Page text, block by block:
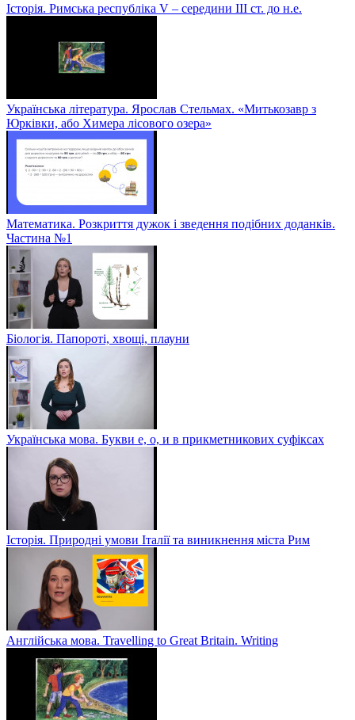
Історія. Римська республіка V – середини ІІІ ст. до н.е.
Українська література. Ярослав Стельмах. «Митькозавр з
Юрківки, або Химера лісового озера»
Математика. Розкриття дужок і зведення подібних доданків.
Частина №1
Біологія. Папороті, хвощі, плауни
Українська мова. Букви е, о, и в прикметникових суфіксах
Історія. Природні умови Італії та виникнення міста Рим
Англійська мова. Travelling to Great Britain. Writing